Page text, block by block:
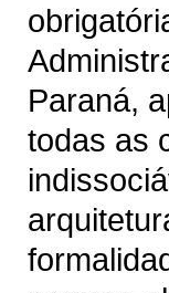
Paraná,
todas as